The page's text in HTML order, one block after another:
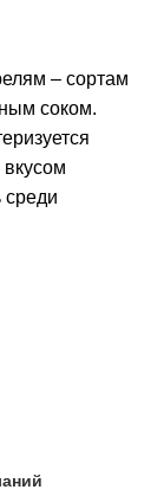
– сортам
соком.
среди